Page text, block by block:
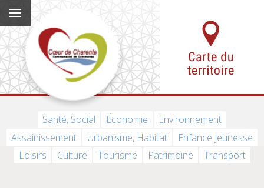
Santé, Social Économie
Environnement
Assainissement
Urbanisme, Habitat
Enfance Jeunesse
Loisirs
Culture Tourisme Patrimoine Transport